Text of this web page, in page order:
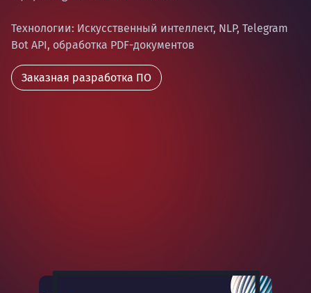
Технологии: Искусственный интеллект, NLP, Telegram
Bot API, обработка PDF-документов
Заказная разработка ПО